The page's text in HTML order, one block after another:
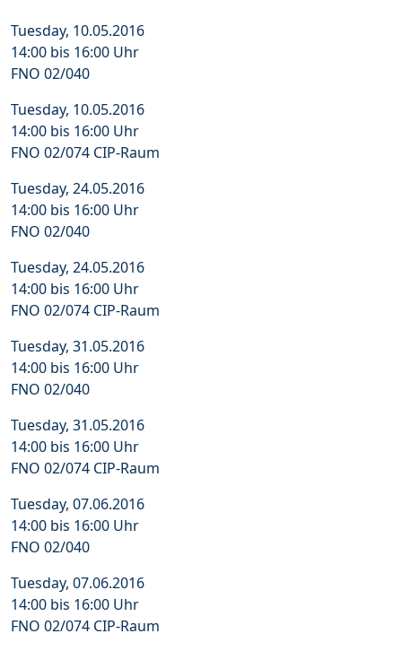
Tuesday, 10.05.2016
14:00 bis 16:00 Uhr
FNO 02/040
Tuesday, 10.05.2016
14:00 bis 16:00 Uhr
FNO 02/074 CIP-Raum
Tuesday, 24.05.2016
14:00 bis 16:00 Uhr
FNO 02/040
Tuesday, 24.05.2016
14:00 bis 16:00 Uhr
FNO 02/074 CIP-Raum
Tuesday, 31.05.2016
14:00 bis 16:00 Uhr
FNO 02/040
Tuesday, 31.05.2016
14:00 bis 16:00 Uhr
FNO 02/074 CIP-Raum
Tuesday, 07.06.2016
14:00 bis 16:00 Uhr
FNO 02/040
Tuesday, 07.06.2016
14:00 bis 16:00 Uhr
FNO 02/074 CIP-Raum